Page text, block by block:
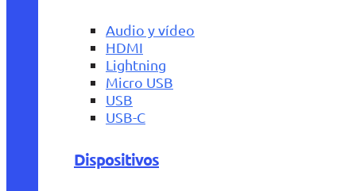
Audio y vídeo
HDMI
Lightning
Micro USB
USB
USB-C
Dispositivos